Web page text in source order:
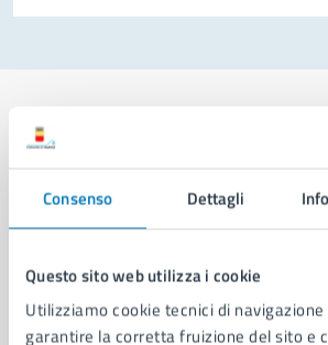
Consenso Dettagli
Questo sito web utilizza i cookie
Utilizziamo cookie tecnici di
garantire la corretta fruizione del sito e
Comune di Napoli
Aree amministrative
Organi di governo